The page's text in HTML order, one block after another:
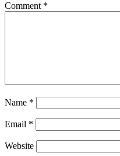
Comment *
Name *
Email *
Website